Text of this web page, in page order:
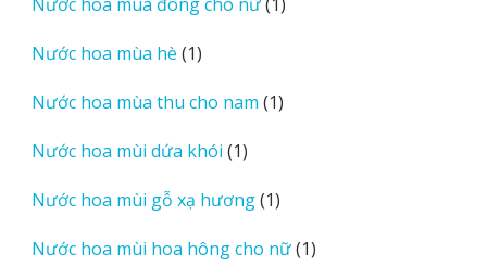
phẩm
Nước hoa mùa hè 11
phẩm
Nước hoa mùa thu cho nam 11
Nước hoa mùi dứa khói 11
phẩm
Nước hoa mùi gỗ xạ hương 11
phẩm
Nước hoa mùi hoa hông cho nữ 11